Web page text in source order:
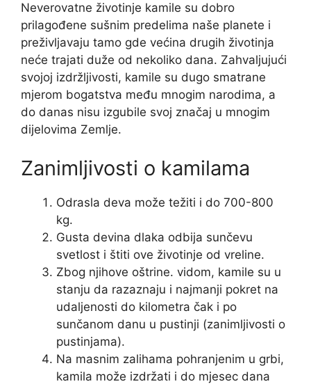
Neverovatne životinje kamile su dobro
prilagođene sušnim predelima naše planete i
preživljavaju tamo gde većina drugih životinja
neće trajati duže od nekoliko dana. Zahvaljujući
svojoj izdržljivosti, kamile su dugo smatrane
mjerom bogatstva među mnogim narodima, a
do danas nisu izgubile svoj značaj u mnogim
dijelovima Zemlje.
Zanimljivosti o kamilama
Odrasla deva može težiti i do 700-800
kg.
Gusta devina dlaka odbija sunčevu
svetlost i štiti ove životinje od vreline.
Zbog njihove oštrine. vidom, kamile su u
stanju da razaznaju i najmanji pokret na
udaljenosti do kilometra čak i po
sunčanom danu u pustinji (zanimljivosti o
pustinjama).
Na masnim zalihama pohranjenim u grbi,
kamila može izdržati i do mjesec dana